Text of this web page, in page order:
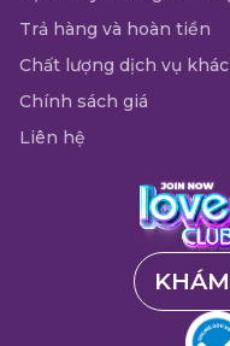
Trả hàng và hoàn tiền
Chất lượng dịch vụ
Chính sách giá
Liên hệ